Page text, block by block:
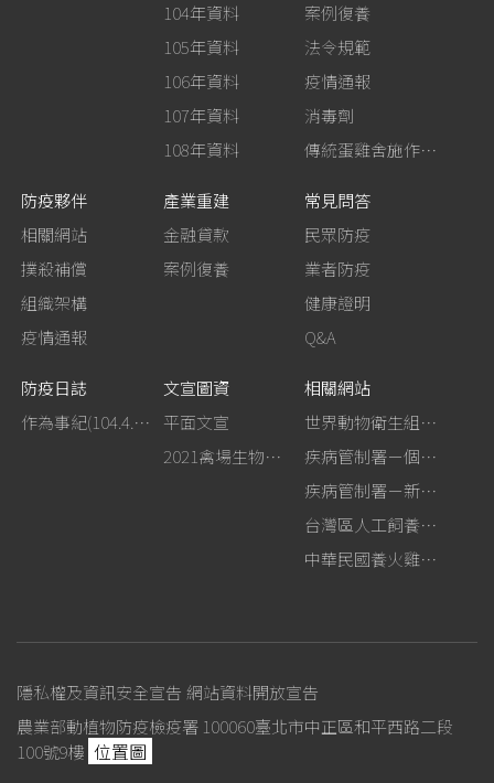
104年資料
105年資料
106年資料
107年資料
108年資料
案例復養
法令規範
疫情通報
消毒劑
傳統蛋雞舍施作生石灰消毒
防疫夥伴
相關網站
撲殺補償
組織架構
疫情通報
產業重建
金融貸款
案例復養
常見問答
民眾防疫
業者防疫
健康證明
Q&A
防疫日誌
作為事紀(104.4.13行政院新聞傳播處彙整)
文宣圖資
平面文宣
2021禽場生物安全手冊
相關網站
世界動物衛生組織－禽流感網站
疾病管制署－個人防護裝備使用建議
疾病管制署－新型A型流感專區
台灣區人工飼養鴕鳥協會
中華民國養火雞協會
隱私權及資訊安全宣告 網站資料開放宣告
農業部動植物防疫檢疫署 100060臺北市中正區和平西路二段
100號9樓 位置圖